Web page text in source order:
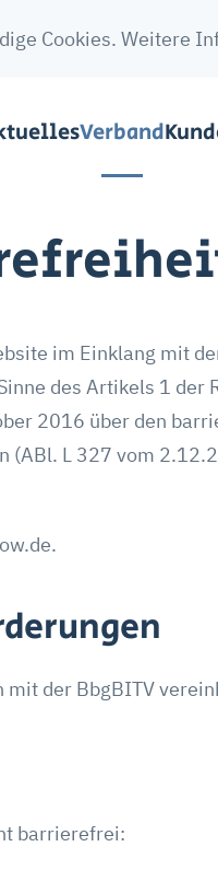
Cookies. Weitere
Verband
im Einklang mit
des Artikels 1 der
2016 über den
(ABl. L 327 vom
der BbgBITV
barrierefrei: